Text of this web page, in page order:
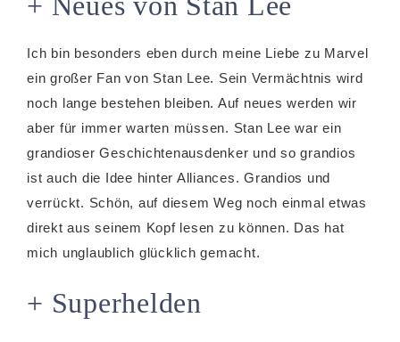
Ich bin besonders eben durch meine Liebe zu Marvel
ein großer Fan von Stan Lee. Sein Vermächtnis wird
noch lange bestehen bleiben. Auf neues werden wir
aber für immer warten müssen. Stan Lee war ein
grandioser Geschichtenausdenker und so grandios
ist auch die Idee hinter Alliances. Grandios und
verrückt. Schön, auf diesem Weg noch einmal etwas
direkt aus seinem Kopf lesen zu können. Das hat
mich unglaublich glücklich gemacht.
+ Superhelden